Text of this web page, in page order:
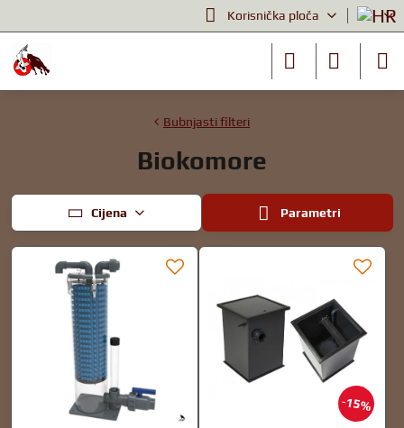
Korisnička ploča
Bubnjasti filteri
Biokomore
Cijena Parametri
15%